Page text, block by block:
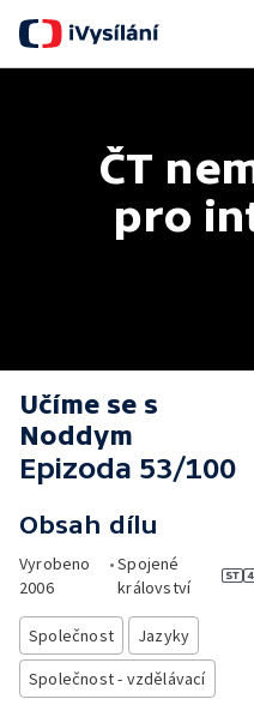
ČT
pro
Učíme se s
Noddym
Epizoda 53/100
Obsah dílu
Vyrobeno
2006
•Spojené
království
Společnost
Jazyky
Společnost - vzdělávací